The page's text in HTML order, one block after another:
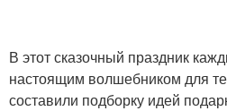
В этот сказочный праздник
настоящим волшебником для
составили подборку идей